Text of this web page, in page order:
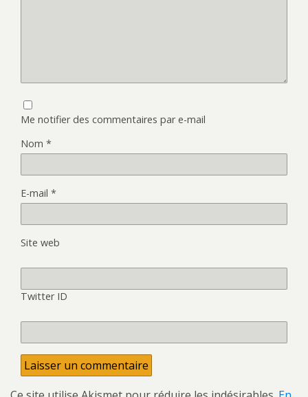
Me notifier des commentaires par e-mail
Nom *
E-mail *
Site web
Twitter ID